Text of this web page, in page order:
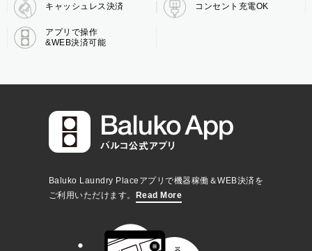
キャッシュレス決済 コンセント充電OK
アプリで操作
&WEB決済可能
Baluko Laundry Placeアプリで機器稼働＆WEB決済を
ご利用いただけます。 Read More